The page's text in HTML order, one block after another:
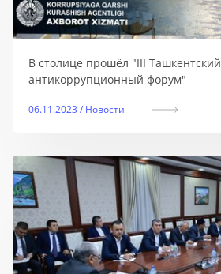
В столице прошёл "III Ташкентский
антикоррупционный форум"
06.11.2023 / Новости